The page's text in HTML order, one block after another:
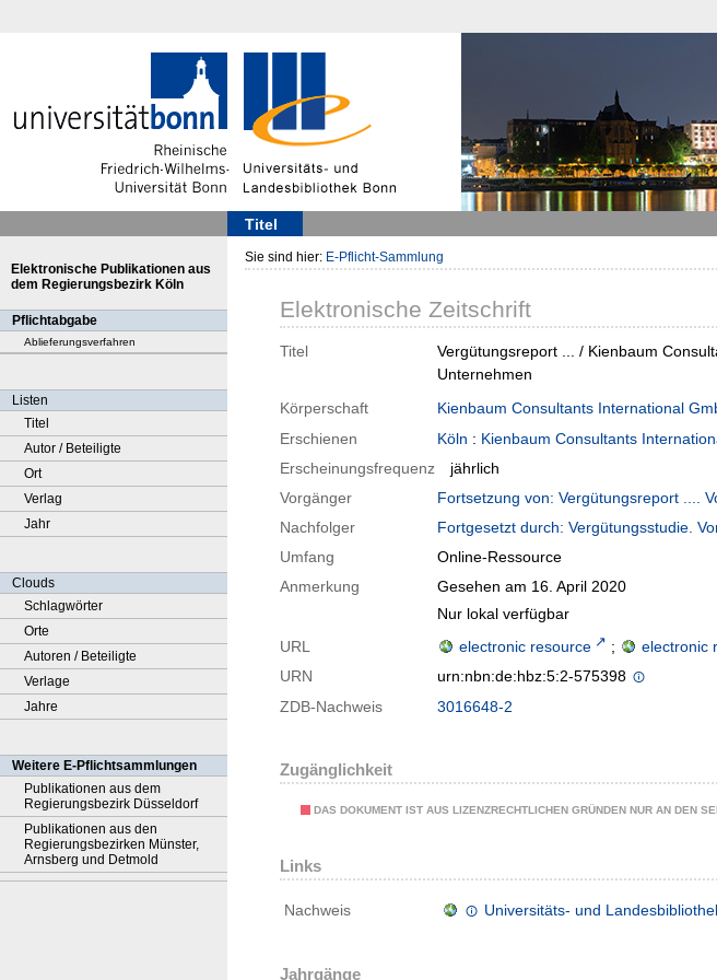
Titel
Elektronische Publikationen aus
dem Regierungsbezirk Köln
Pflichtabgabe
Ablieferungsverfahren
Listen
Titel
Autor / Beteiligte
Ort
Verlag
Jahr
Clouds
Schlagwörter
Orte
Autoren / Beteiligte
Verlage
Jahre
Weitere E-Pflichtsammlungen
Publikationen aus dem
Regierungsbezirk Düsseldorf
Publikationen aus den
Regierungsbezirken Münster,
Arnsberg und Detmold
Sie sind hier: E-Pflicht-Sammlung
Elektronische Zeitschrift
Titel
Vergütungsreport ... / Kienbaum
Unternehmen
Körperschaft
Kienbaum Consultants International
Erschienen
Köln : Kienbaum Consultants
Erscheinungsfrequenz
jährlich
Vorgänger
Fortsetzung von: Vergütungsreport ....
Nachfolger
Fortgesetzt durch: Vergütungsstudie.
Umfang
Online-Ressource
Anmerkung
Gesehen am 16. April 2020
Nur lokal verfügbar
URL
electronic resource ;
electronic
URN
urn:nbn:de:hbz:5:2-575398
ZDB-Nachweis
3016648-2
Zugänglichkeit
DAS DOKUMENT IST AUS LIZENZRECHTLICHEN GRÜNDEN NUR AN DEN
Links
Nachweis Universitäts- und
Jahrgänge